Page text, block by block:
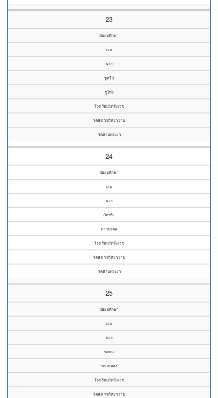
23
มัธยมศึกษา
ม.๓
นาย
ชูทวีป
ชูไทย
โรงเรียนวัดสังเวช
วัดสังเวชวิศยาราม
วัดสามพระยา
24
มัธยมศึกษา
ม.๖
นาย
ภัทรชัย
ดาวมงคล
โรงเรียนวัดสังเวช
วัดสังเวชวิศยาราม
วัดสามพระยา
25
มัธยมศึกษา
ม.๖
นาย
ชยพล
ทรายทอง
โรงเรียนวัดสังเวช
วัดสังเวชวิศยาราม